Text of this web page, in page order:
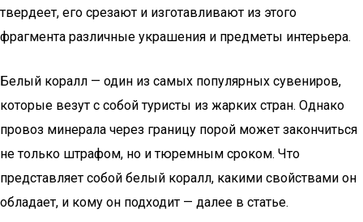
твердеет, его срезают и изготавливают из этого
фрагмента различные украшения и предметы интерьера.
Белый коралл — один из самых популярных сувениров,
которые везут с собой туристы из жарких стран. Однако
провоз минерала через границу порой может закончиться
не только штрафом, но и тюремным сроком. Что
представляет собой белый коралл, какими свойствами он
обладает, и кому он подходит — далее в статье.